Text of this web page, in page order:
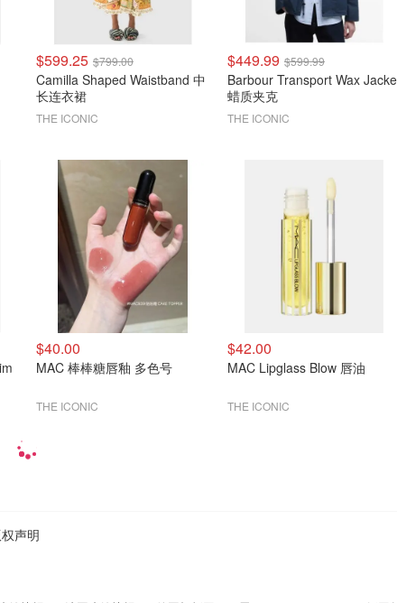
$599.25 $799.00
Camilla Shaped Waistband 中
长连衣裙
THE ICONIC
$449.99 $599.99
Barbour Transport Wax
蜡质夹克
THE ICONIC
$40.00
MAC 棒棒糖唇釉 多色号
THE ICONIC
$42.00
MAC Lipglass Blow 唇油
THE ICONIC
声明